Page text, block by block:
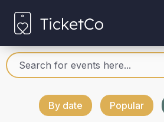
By date Popular